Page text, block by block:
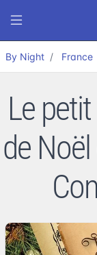
By Night France
Le
de